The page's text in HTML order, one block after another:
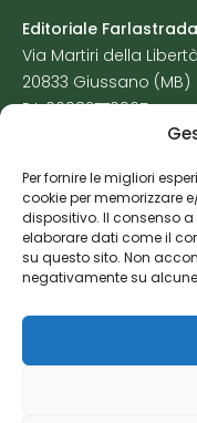
Per fornire le migliori
cookie per memorizzare
dispositivo. Il consenso
elaborare dati come il
su questo sito. Non
negativamente su
Editoriale
Via Martiri della
20833 Giussano (MB)
P.I. 06982770965
Cookie Policy
Risorse Aggiuntive